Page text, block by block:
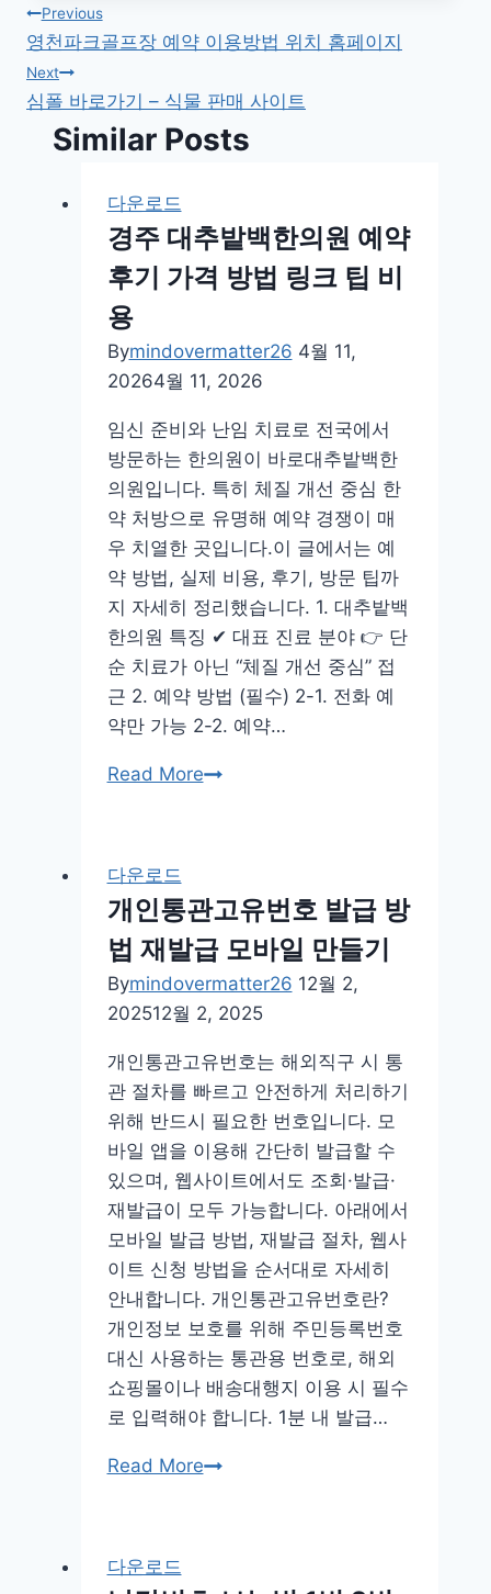
글
탐
색
Previous
영천파크골프장 예약 이용방법 위치 홈페이지
Next
심폴 바로가기 – 식물 판매 사이트
Similar Posts
다운로드
경주 대추밭백한의원 예약
후기 가격 방법 링크 팁 비
용
Bymindovermatter26 4월 11,
20264월 11, 2026
임신 준비와 난임 치료로 전국에서
방문하는 한의원이 바로대추밭백한
의원입니다. 특히 체질 개선 중심 한
약 처방으로 유명해 예약 경쟁이 매
우 치열한 곳입니다.이 글에서는 예
약 방법, 실제 비용, 후기, 방문 팁까
지 자세히 정리했습니다. 1. 대추밭백
한의원 특징 ✔ 대표 진료 분야 👉 단
순 치료가 아닌 “체질 개선 중심” 접
근 2. 예약 방법 (필수) 2-1. 전화 예
약만 가능 2-2. 예약…
Read More경
백
한
의
원
약
후
기
가
격
방
법
링
크
팁
비
용
다운로드
개인통관고유번호 발급 방
법 재발급 모바일 만들기
Bymindovermatter26 12월 2,
202512월 2, 2025
개인통관고유번호는 해외직구 시 통
관 절차를 빠르고 안전하게 처리하기
위해 반드시 필요한 번호입니다. 모
바일 앱을 이용해 간단히 발급할 수
있으며, 웹사이트에서도 조회·발급·
재발급이 모두 가능합니다. 아래에서
모바일 발급 방법, 재발급 절차, 웹사
이트 신청 방법을 순서대로 자세히
안내합니다. 개인통관고유번호란?
개인정보 보호를 위해 주민등록번호
대신 사용하는 통관용 번호로, 해외
쇼핑몰이나 배송대행지 이용 시 필수
로 입력해야 합니다. 1분 내 발급…
Read More개
다운로드